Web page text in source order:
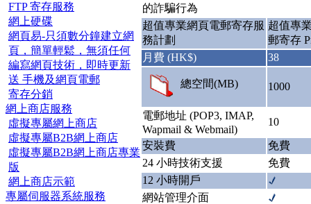
FTP 寄存服務
網上硬碟
網頁易-只須數分鐘建立網
頁，簡單輕鬆，無須任何
編寫網頁技術，即時更新
送 手機及網頁電郵
寄存分銷
網上商店服務
虛擬專屬網上商店
虛擬專屬B2B網上商店
虛擬專屬B2B網上商店專業
版
網上商店示範
專屬伺服器系統服務
的詐騙行為
超值專業網頁電郵寄存服
務計劃
超值專
郵寄存
月費 (HK$)
38
總空間(MB) 1000
電郵地址 (POP3, IMAP,
Wapmail & Webmail)
10
安裝費
免費
24 小時技術支援
免費
12 小時開戶
網站管理介面